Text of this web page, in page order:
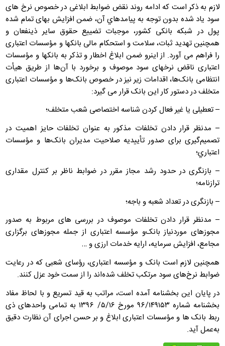
لازم به ذکر است که ادامه روند نقض ضوابط ابلاغی در خصوص نرخ­ های
سود ياد شده بدون توجه به پيامدهاي آن، ضمن افزايش بهای تمام شده
پول در شبکه بانکی کشور، موجبات تضييع حقوق ساير ذينفعان و
همچنين تهديد ثبات، سلامت و استحکام مالی بانک­ها و مؤسسات اعتباری
را فراهم می­ آورد. از اين­رو ضمن ابلاغ اخطار و تذکر به بانک­ها و مؤسسات
اعتباری ناقض نرخ­های سود موصوف و برخورد با آن‌ها از طريق هيأت
انتظامی بانک‌ها، اقدامات زير نيز در خصوص بانک‌ها و مؤسسات اعتباری
متخلف در دستور کار اين بانک قرار می گيرد:
– تعطيلی يا غير فعال کردن شناسه اختصاصی شعب متخلف؛
– مدنظر قرار دادن تخلفات مذکور به عنوان تخلفات حايز اهميت در
تصميم‌گيری‌ برای صدور تأييديه صلاحيت مديران بانک‌ها و مؤسسات
اعتباري؛
– بازنگری در حدود رشد مجاز مقرر در ضوابط ناظر بر کنترل مقداری
ترازنامه؛
– بازنگری در تعداد شعبه و باجه؛
– مدنظر قرار دادن تخلفات موصوف در بررسی های مربوط به صدور
مجوزهای موردنياز بانک‌و مؤسسه اعتباری از جمله مجوزهای برگزاری
مجامع، افزايش سرمايه، ارايه خدمات ارزی و …
همچنين لازم است بانک و مؤسسه اعتباری، رؤسای شعبی که در رعايت
ضوابط نرخ‌های سود مرتکب تخلف شده‌اند را از سمت خود عزل کنند.
در پایان این بخشنامه آمده است، مراتب به قيد تسريع و با لحاظ مفاد
بخشنامه شماره ۱۴۹۱۵۳‏‏‏/۹۶ مورخ ۱۶‏‏‏/۵‏‏‏/ ۱۳۹۶ به تمامی واحدهای ذی
ربط بانک ها و مؤسسات اعتباری ابلاغ و بر حسن اجرای آن نظارت دقيق
به‌عمل آيد.